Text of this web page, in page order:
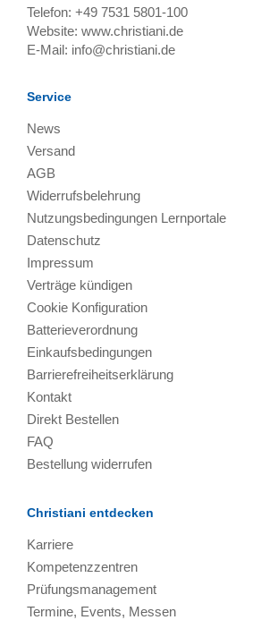
Telefon: +49 7531 5801-100
Website: www.christiani.de
E-Mail: info@christiani.de
Service
News
Versand
AGB
Widerrufsbelehrung
Nutzungsbedingungen Lernportale
Datenschutz
Impressum
Verträge kündigen
Cookie Konfiguration
Batterieverordnung
Einkaufsbedingungen
Barrierefreiheitserklärung
Kontakt
Direkt Bestellen
FAQ
Bestellung widerrufen
Christiani entdecken
Karriere
Kompetenzzentren
Prüfungsmanagement
Termine, Events, Messen